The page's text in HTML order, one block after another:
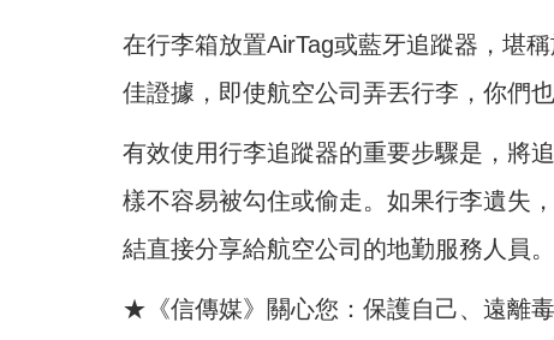
在行李箱放置AirTag或藍牙追蹤器，堪
佳證據，即使航空公司弄丟行李，你們
有效使用行李追蹤器的重要步驟是，將
樣不容易被勾住或偷走。如果行李遺失
結直接分享給航空公司的地勤服務人員。
★《信傳媒》關心您：保護自己、遠離毒